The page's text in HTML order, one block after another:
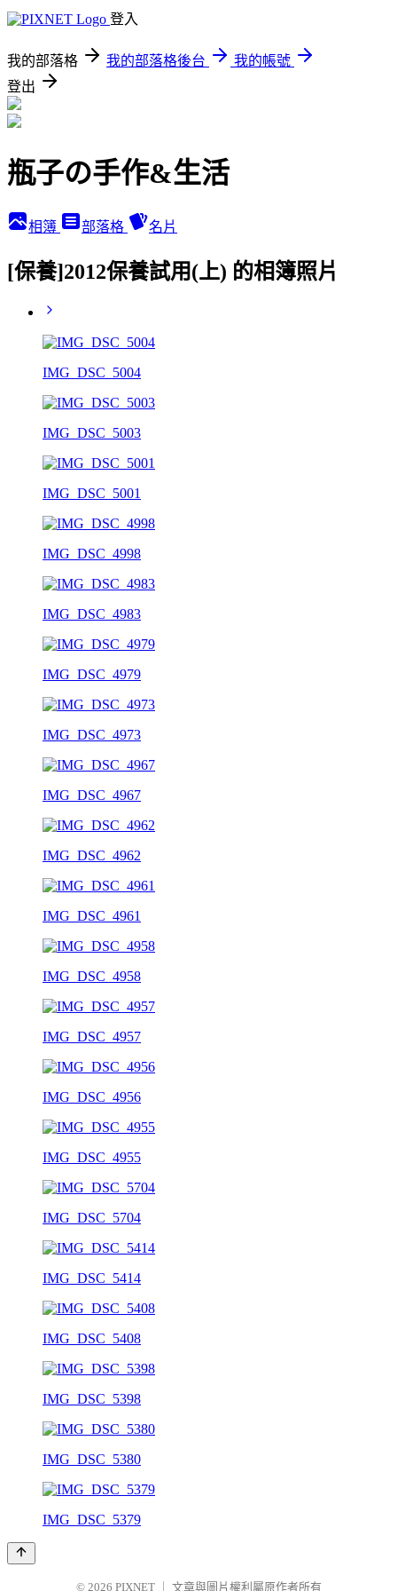
登入
我的部落格 我的部落格後台
我的帳號
登出
瓶子の手作&生活
相簿 部落格 名片
[保養]2012保養試用(上) 的相簿照片
IMG_DSC_5004
IMG_DSC_5003
IMG_DSC_5001
IMG_DSC_4998
IMG_DSC_4983
IMG_DSC_4979
IMG_DSC_4973
IMG_DSC_4967
IMG_DSC_4962
IMG_DSC_4961
IMG_DSC_4958
IMG_DSC_4957
IMG_DSC_4956
IMG_DSC_4955
IMG_DSC_5704
IMG_DSC_5414
IMG_DSC_5408
IMG_DSC_5398
IMG_DSC_5380
IMG_DSC_5379
© 2026 PIXNET 文章與圖片權利屬原作者所有